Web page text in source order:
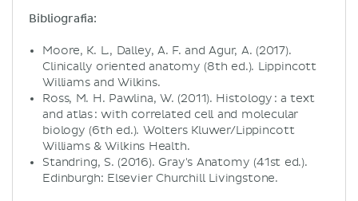
Bibliografia:
Moore, K. L., Dalley, A. F. and Agur, A. (2017).
Clinically oriented anatomy (8th ed.). Lippincott
Williams and Wilkins.
Ross, M. H. Pawlina, W. (2011). Histology : a text
and atlas : with correlated cell and molecular
biology (6th ed.). Wolters Kluwer/Lippincott
Williams & Wilkins Health.
Standring, S. (2016). Gray's Anatomy (41st ed.).
Edinburgh: Elsevier Churchill Livingstone.